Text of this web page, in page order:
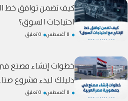
كيف تضمن توافق خط
احتياجات السوق؟
8 أغسطس 0 تعليق
خطوات إنشاء مصنع
دليلك لبدء مشروع
8 أغسطس 0 تعليق